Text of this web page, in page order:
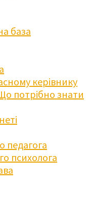
база
керівнику
потрібно знати
педагога
психолога